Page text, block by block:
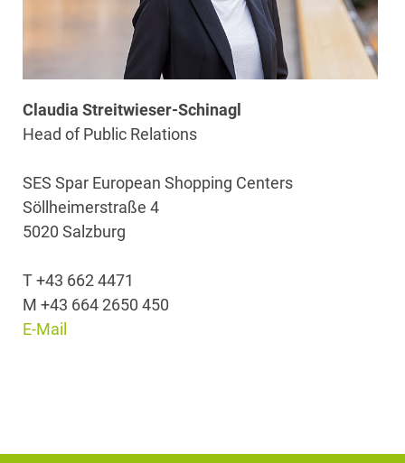
Claudia Streitwieser-Schinagl
Head of Public Relations
SES Spar European Shopping Centers
Söllheimerstraße 4
5020 Salzburg
T +43 662 4471
M +43 664 2650 450
E-Mail